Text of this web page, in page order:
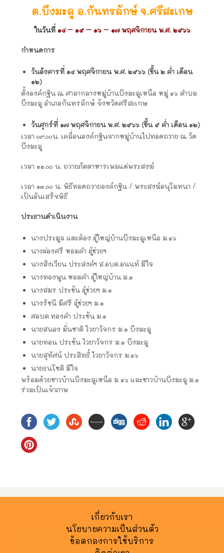
ต.บึงมะลู อ.กันทรลักษ์ จ.ศรีสะเกษ
ในวันที่ ๑๔ – ๑๕ – ๑๖ – ๑๗ พฤศจิกายน พ.ศ. ๒๕๖๖
กำหนดการ
วันอังคารที่ ๑๔ พฤศจิกายน พ.ศ. ๒๕๖๖ (ขึ้น ๒ ค่ำ เดือน
๑๒)
ตั้งองค์กฐิน ณ ศาลากลางหมู่บ้านบึงมะลูเหนือ หมู่ ๑๖ ตำบล
บึงมะลู อำเภอกันทรลักษ์ จังหวัดศรีสะเกษ
วันศุกร์ที่ ๑๗ พฤศจิกายน พ.ศ. ๒๕๖๖ (ขึ้น ๕ ค่ำ เดือน ๑๒)
เวลา ๐๙.๐๐น. เคลื่อนองค์กฐินจากหมู่บ้านไปทอดถวาย ณ วัด
บึงมะลู
เวลา ๑๑.๐๐ น. ถวายภัตตาหารเพลแด่พระสงฆ์
เวลา ๑๓.๐๐ น. พิธีทอดถวายองค์กฐิน / พระสงฆ์อนุโมทนา /
เป็นอันเสร็จพิธี
ประธานดำเนินงาน
นางประมูล แตะต้อง ผู้ใหญ่บ้านบึงมะลูเหนือ ม.๑๖
นางผ่องศรี หอมคำ ผู้ช่วยฯ
นางสังเวียน ประสงค์ฯ ส.อบต.อนนท์ มีใจ
นางทองพูน หอมคำ ผู้ใหญ่บ้าน ม.๑
นางสมร ประชัน ผู้ช่วยฯ ม.๑
นางรัชนี มีศรี ผู้ช่วยฯ ม.๑
ศอบต.ทองคำ ประชัน ม.๑
นายสนอง มั่นชาติ ไวยาวัจกร ม.๑ บึงมะลู
นายทอน ประชัน ไวยาวัจกร ม.๑ บึงมะลู
นายสุทัศน์ ประสิทธิ์ ไวยาวัจกร ม.๑๖
นายธนโชติ มีใจ
พร้อมด้วยชาวบ้านบึงมะลูเหนือ ม ๑๖ และชาวบ้านบึงมะลู ม.๑
ร่วมเป็นเจ้าภาพ
เกี่ยวกับเรา
นโยบายความเป็นส่วนตัว
ข้อตกลงการใช้บริการ